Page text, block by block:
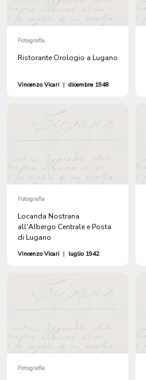
Fotografia
Ristorante Orologio a Lugano
Vincenzo Vicari | dicembre 1948
Fotografia
Locanda Nostrana
all'Albergo Centrale e Posta
di Lugano
Vincenzo Vicari | luglio 1942
Fotografia